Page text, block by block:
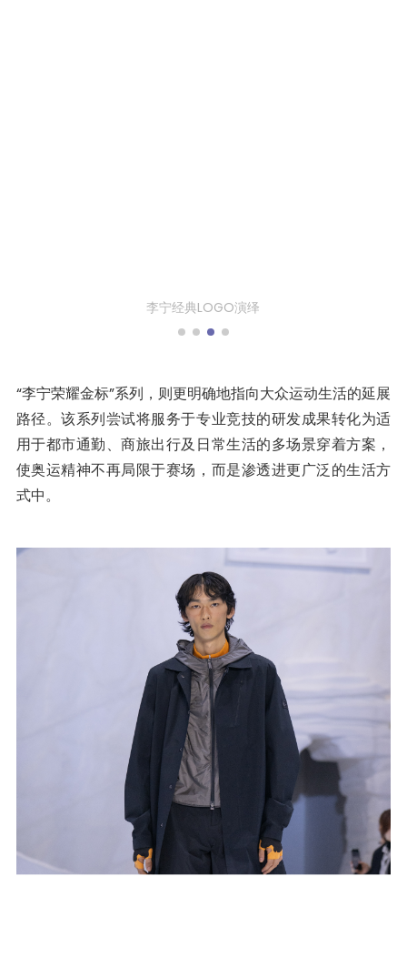
以奥运文化为灵感
“李宁荣耀金标”系列，则更明确地指向大众运动生活的延展
路径。该系列尝试将服务于专业竞技的研发成果转化为适
用于都市通勤、商旅出行及日常生活的多场景穿着方案，
使奥运精神不再局限于赛场，而是渗透进更广泛的生活方
式中。
李宁荣耀金标系列